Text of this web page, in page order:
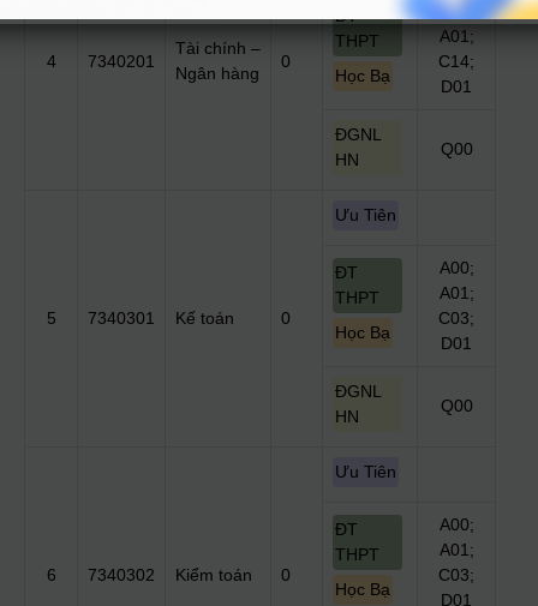
4 7340201
Tài chính –
Ngân hàng
0
ĐT
THPT
Học Bạ
A00;
A01;
C14;
D01
ĐGNL
HN
Q00
5 7340301 Kế toán 0
Ưu Tiên
ĐT
THPT
Học Bạ
A00;
A01;
C03;
D01
ĐGNL
HN
Q00
6 7340302 Kiểm toán 0
Ưu Tiên
ĐT
THPT
Học Bạ
A00;
A01;
C03;
D01